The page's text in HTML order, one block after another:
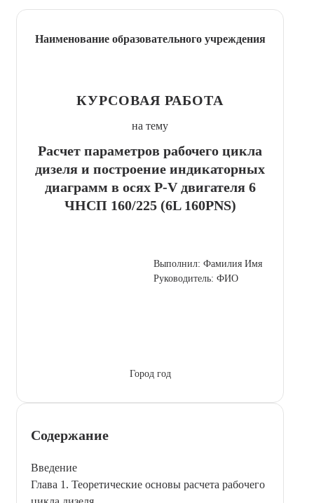
Наименование образовательного учреждения
КУРСОВАЯ РАБОТА
на тему
Расчет параметров рабочего цикла
дизеля и построение индикаторных
диаграмм в осях P-V двигателя 6
ЧНСП 160/225 (6L 160PNS)
Выполнил: Фамилия Имя
Руководитель: ФИО
Город год
Содержание
Введение
Глава 1. Теоретические основы расчета рабочего